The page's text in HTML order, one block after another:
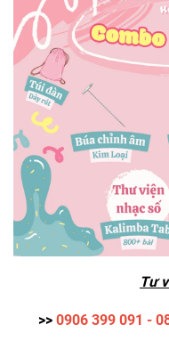
Tư
>> 0906 399 091 -